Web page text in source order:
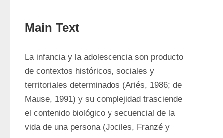
Main Text
La infancia y la adolescencia son producto
de contextos históricos, sociales y
territoriales determinados (Ariés, 1986; de
Mause, 1991) y su complejidad trasciende
el contenido biológico y secuencial de la
vida de una persona (Jociles, Franzé y